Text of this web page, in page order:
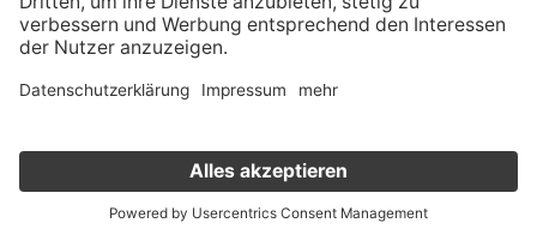
Der Subaru Leone löst den FF-1 1971 ab und ist ein Coupé mit
Frontantrieb. Die japanische Elektrizitätsgesellschaft schreibt
Subaru baut den Leone in den Kombi Leone Station Wagon
die Geburtsstunde einer Ära. Der Export in die USA startet im
Jahr 1973, 1979 folgt der Export der nächsten Generation –
des Subaru L1800 4WD – in die Schweiz. Neben Australien
Verkauf deinen Gebrauchten online